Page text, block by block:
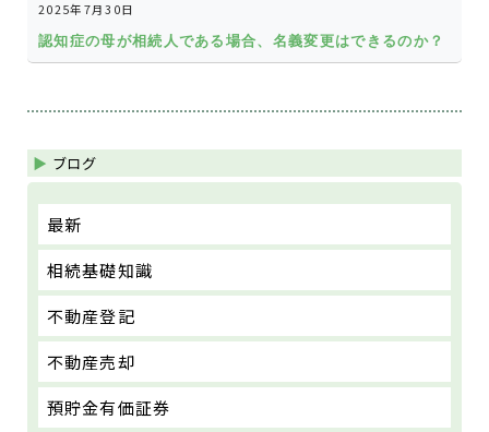
2025年7月30日
認知症の母が相続人である場合、名義変更はできるのか？
ブログ
最新
相続基礎知識
不動産登記
不動産売却
預貯金有価証券